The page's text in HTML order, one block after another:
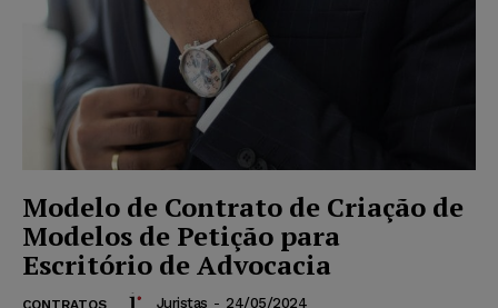
Modelo de Contrato de Criação de
Modelos de Petição para
Escritório de Advocacia
CONTRATOS Juristas - 24/05/2024